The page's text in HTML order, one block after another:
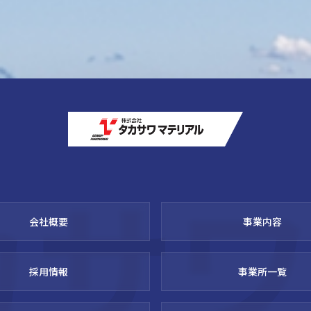
会社概要 事業内容
採用情報 事業所一覧